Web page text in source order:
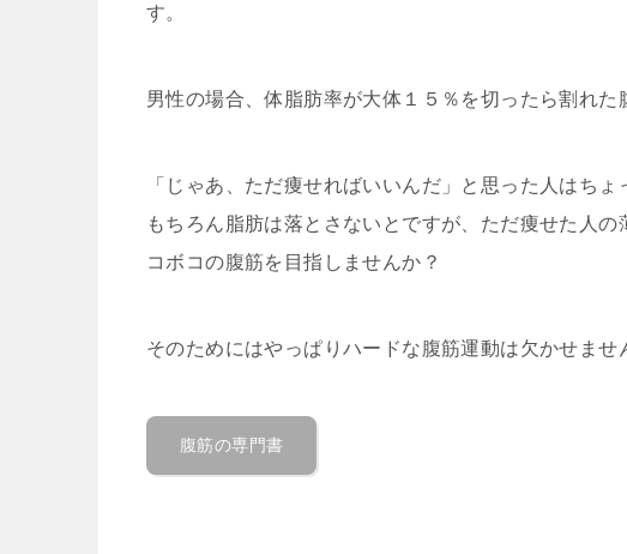
す。
男性の場合、体脂肪率が大体１５％を切ったら割れた
「じゃあ、ただ痩せればいいんだ」と思った人はちょ
もちろん脂肪は落とさないとですが、ただ痩せた人
コボコの腹筋を目指しませんか？
そのためにはやっぱりハードな腹筋運動は欠かせませ
腹筋の専門書